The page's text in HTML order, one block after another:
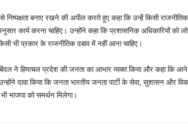
से निष्पक्षता बनाए रखने की अपील करते हुए कहा कि उन्हें किसी
कार्य करना चाहिए। उन्होंने कहा कि प्रशासनिक अधिकारियों को
भी प्रकार के राजनीतिक दबाव में नहीं आना चाहिए।
ने हिमाचल प्रदेश की जनता का आभार व्यक्त किया और कहा कि
दावा किया कि जनता भारतीय जनता पार्टी के सेवा, सुशासन और
भाजपा को समर्थन मिलेगा।